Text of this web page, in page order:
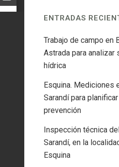
ENTRADAS
Trabajo de campo en
Astrada para analizar
hídrica
Esquina. Mediciones
Sarandí para
prevención
Inspección técnica
Sarandí, en la
Esquina